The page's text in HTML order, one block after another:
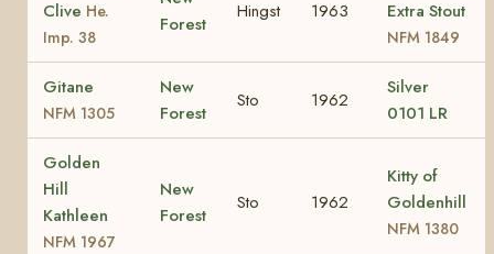
Clive He.
Imp. 38
Forest
Hingst 1963
Extra Stout
NFM 1849
Gitane
NFM 1305
New
Forest
Sto 1962
Silver
0101 LR
Golden
Hill
Kathleen
NFM 1967
New
Forest
Sto 1962
Kitty of
Goldenhill
NFM 1380